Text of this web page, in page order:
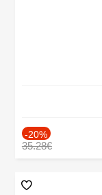
-20%
35.28€